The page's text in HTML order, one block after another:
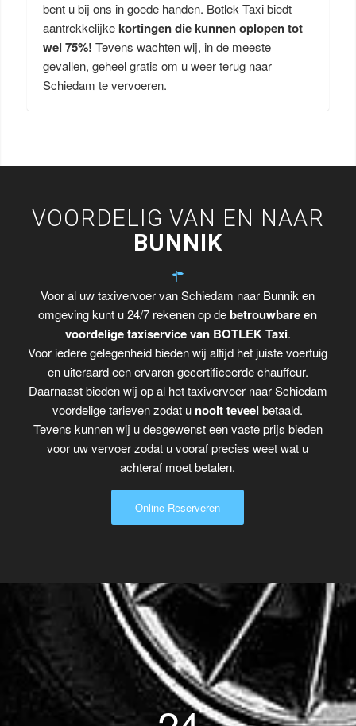
bent u bij ons in goede handen. Botlek Taxi biedt
aantrekkelijkekortingen die kunnen oplopen tot
wel 75%! Tevens wachten wij, in de meeste
gevallen, geheel gratis om u weer terug naar
Schiedam te vervoeren.
VOORDELIG VAN EN NAAR
BUNNIK
Voor al uw taxivervoer van Schiedam naar Bunnik en
omgeving kunt u 24/7 rekenen op debetrouwbare en
voordelige taxiservice van BOTLEK Taxi.
Voor iedere gelegenheid bieden wij altijd het juiste voertuig
en uiteraard een ervaren gecertificeerde chauffeur.
Daarnaast bieden wij op al het taxivervoer naar Schiedam
voordelige tarieven zodat u nooit teveel betaald.
Tevens kunnen wij u desgewenst een vaste prijs bieden
voor uw vervoer zodat u vooraf precies weet wat u
achteraf moet betalen.
Online Reserveren